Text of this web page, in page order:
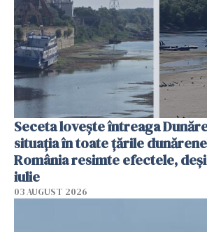
Seceta lovește întreaga
situația în toate țările
România resimte efectele,
iulie
03 AUGUST 2026